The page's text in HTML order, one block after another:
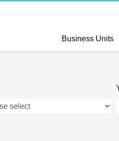
Business Units